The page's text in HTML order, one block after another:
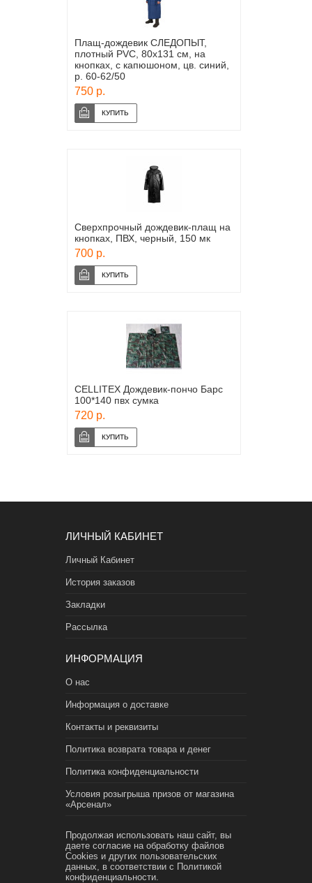
Плащ-дождевик СЛЕДОПЫТ,
плотный PVC, 80х131 см, на
кнопках, с капюшоном, цв. синий,
р. 60-62/50
750 р.
Сверхпрочный дождевик-плащ на
кнопках, ПВХ, черный, 150 мк
700 р.
CELLITEX Дождевик-пончо Барс
100*140 пвх сумка
720 р.
ЛИЧНЫЙ КАБИНЕТ
Личный Кабинет
История заказов
Закладки
Рассылка
ИНФОРМАЦИЯ
О нас
Информация о доставке
Контакты и реквизиты
Политика возврата товара и денег
Политика конфиденциальности
Условия розыгрыша призов от магазина
«Арсенал»
Продолжая использовать наш сайт, вы
даете согласие на обработку файлов
Cookies и других пользовательских
данных, в соответствии с Политикой
конфиденциальности.